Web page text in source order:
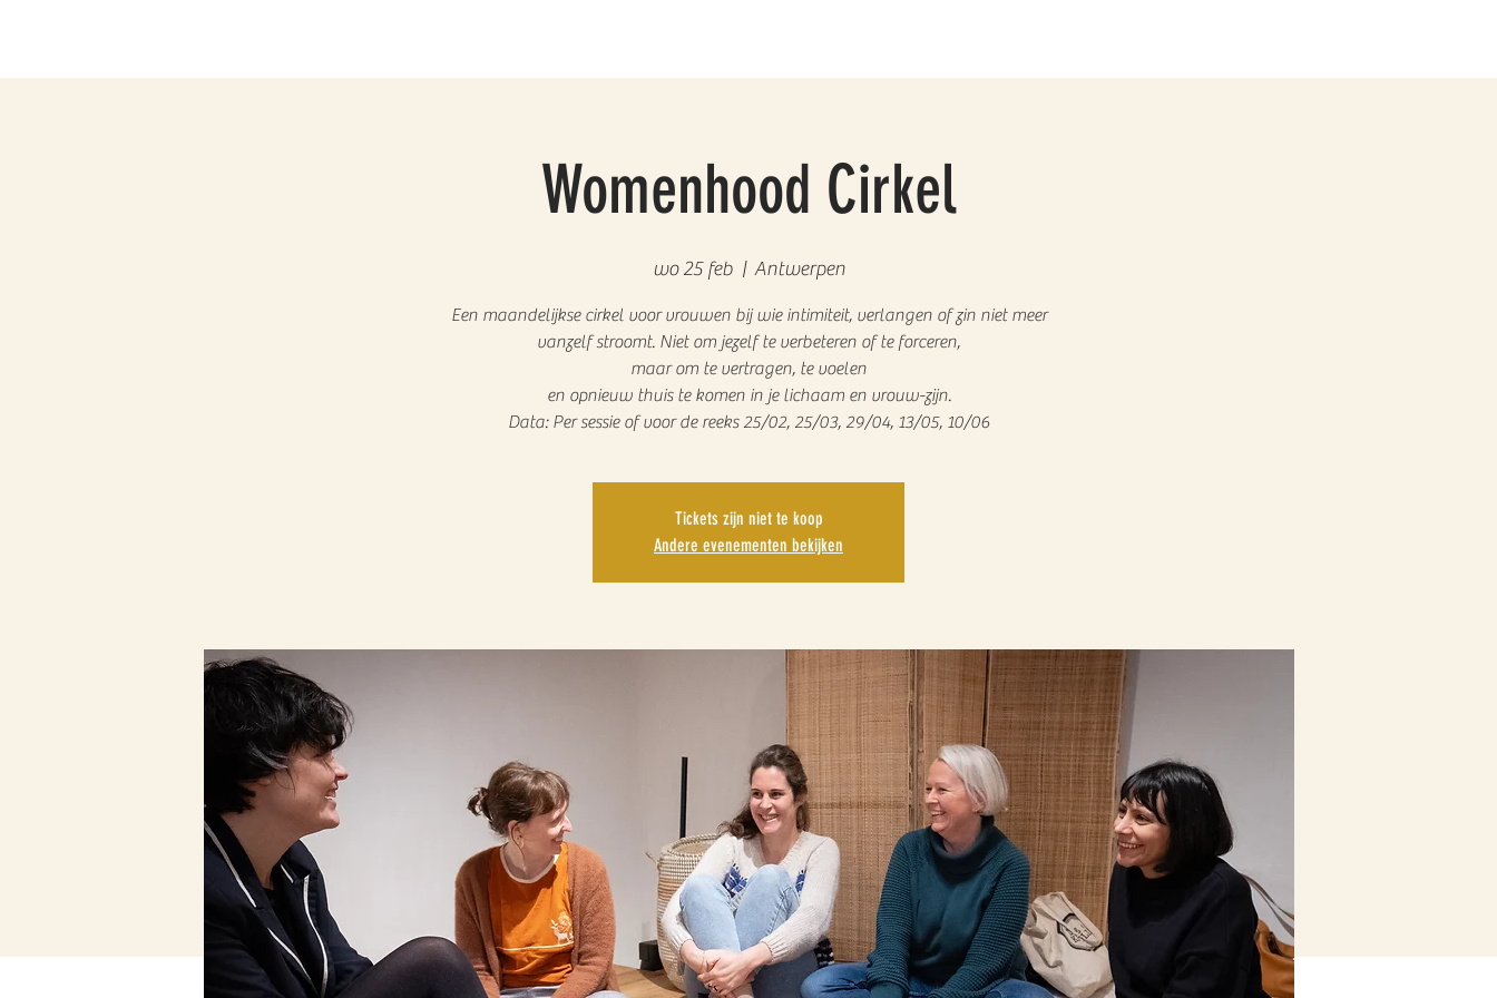
Womenhood Cirkel
wo 25 feb
  |
Antwerpen
Een maandelijkse cirkel voor vrouwen bij wie intimiteit, verlangen of zin niet meer
vanzelf stroomt. Niet om jezelf te verbeteren of te forceren,
maar om te vertragen, te voelen
en opnieuw thuis te komen in je lichaam en vrouw-zijn.
Data: Per sessie of voor de reeks 25/02, 25/03, 29/04, 13/05, 10/06
Tickets zijn niet te koop
Andere evenementen bekijken